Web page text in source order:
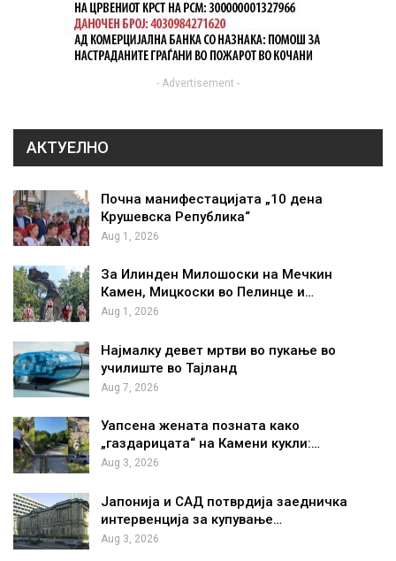
- Advertisement -
АКТУЕЛНО
Почна манифестацијата „10 дена
Крушевска Република“
Aug 1, 2026
За Илинден Милошоски на Мечкин
Камен, Мицкоски во Пелинце и…
Aug 1, 2026
Најмалку девет мртви во пукање во
училиште во Тајланд
Aug 7, 2026
Уапсена жената позната како
„газдарицата“ на Камени кукли:…
Aug 3, 2026
Јапонија и САД потврдија заедничка
интервенција за купување…
Aug 3, 2026